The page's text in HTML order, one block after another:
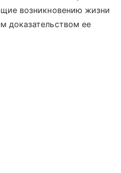
возникновению жизни
доказательством ее